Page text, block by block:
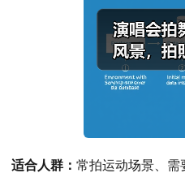
适合人群： 常拍运动场景、需